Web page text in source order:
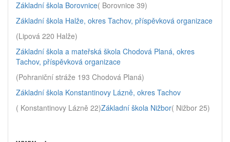
Základní škola Borovnice( Borovnice 39)
Základní škola Halže, okres Tachov, příspěvková organizace
(Lipová 220 Halže)
Základní škola a mateřská škola Chodová Planá, okres
Tachov, příspěvková organizace
(Pohraniční stráže 193 Chodová Planá)
Základní škola Konstantinovy Lázně, okres Tachov
( Konstantinovy Lázně 22)Základní škola Nižbor( Nižbor 25)